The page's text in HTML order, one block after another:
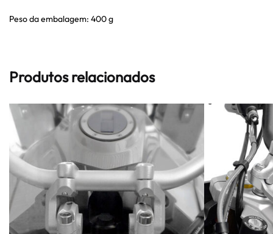
Peso da embalagem: 400 g
Produtos relacionados